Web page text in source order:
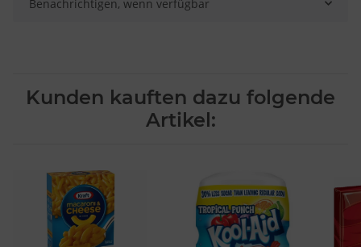
Benachrichtigen, wenn verfügbar
Kunden kauften dazu folgende
Artikel: